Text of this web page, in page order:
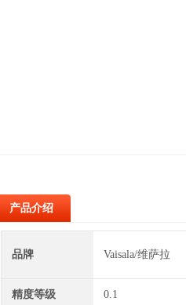
产品介绍
品牌 Vaisala/维萨拉
精度等级 0.1